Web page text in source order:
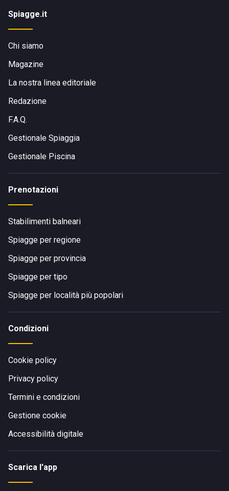
Spiagge.it
Chi siamo
Magazine
La nostra linea editoriale
Redazione
F.A.Q.
Gestionale Spiaggia
Gestionale Piscina
Prenotazioni
Stabilimenti balneari
Spiagge per regione
Spiagge per provincia
Spiagge per tipo
Spiagge per località più popolari
Condizioni
Cookie policy
Privacy policy
Termini e condizioni
Gestione cookie
Accessibilità digitale
Scarica l'app